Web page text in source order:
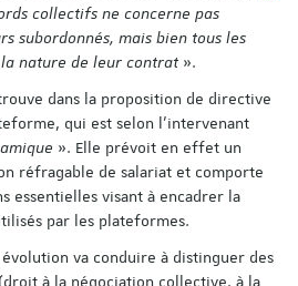
collectifs ne concerne pas
subordonnés, mais bien tous les
nature de leur contrat ».
dans la proposition de directive
qui est selon l’intervenant
». Elle prévoit en effet un
réfragable de salariat et comporte
essentielles visant à encadrer la
par les plateformes.
va conduire à distinguer des
à la négociation collective, à la